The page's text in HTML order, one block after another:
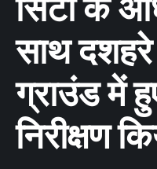
साथ
ग्राउंड में
निरीक्षण